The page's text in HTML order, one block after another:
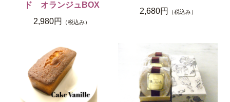
ド オランジュBOX
2,980円
（税込み）
2,680円
（税込み）